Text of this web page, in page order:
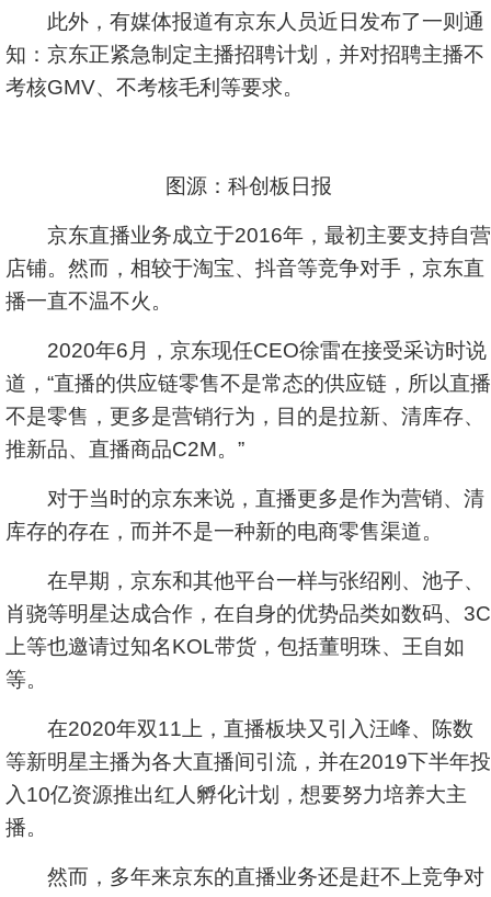
此外，有媒体报道有京东人员近日发布了一则通
知：京东正紧急制定主播招聘计划，并对招聘主播不
考核GMV、不考核毛利等要求。
图源：科创板日报
京东直播业务成立于2016年，最初主要支持自营
店铺。然而，相较于淘宝、抖音等竞争对手，京东直
播一直不温不火。
2020年6月，京东现任CEO徐雷在接受采访时说
道，“直播的供应链零售不是常态的供应链，所以直播
不是零售，更多是营销行为，目的是拉新、清库存、
推新品、直播商品C2M。”
对于当时的京东来说，直播更多是作为营销、清
库存的存在，而并不是一种新的电商零售渠道。
在早期，京东和其他平台一样与张绍刚、池子、
肖骁等明星达成合作，在自身的优势品类如数码、3C
上等也邀请过知名KOL带货，包括董明珠、王自如
等。
在2020年双11上，直播板块又引入汪峰、陈数
等新明星主播为各大直播间引流，并在2019下半年投
入10亿资源推出红人孵化计划，想要努力培养大主
播。
然而，多年来京东的直播业务还是赶不上竞争对